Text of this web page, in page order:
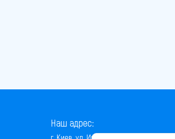
Наш адрес:
г. Киев, ул. Институтская, 22/7, оф. 41